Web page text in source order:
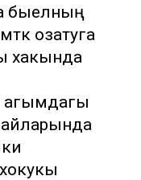
быелның
озатуга
хакында
агымдагы